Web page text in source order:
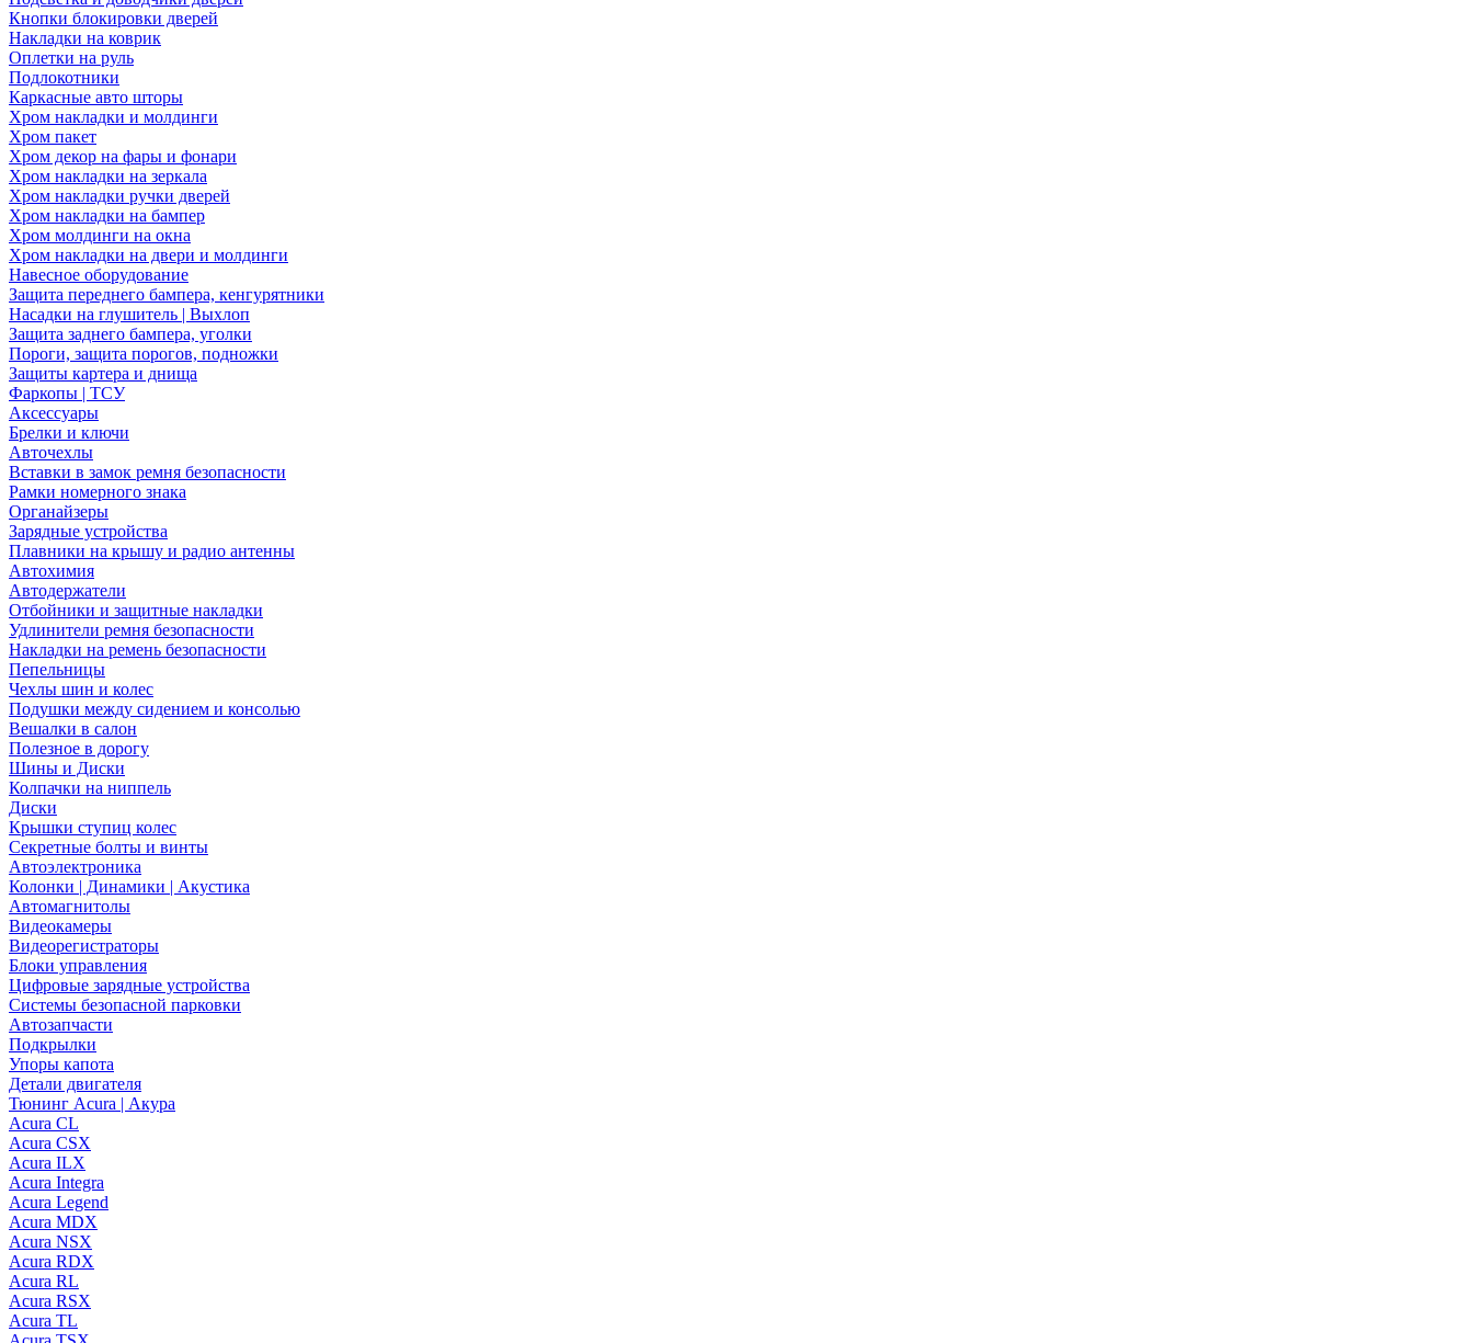
Кнопки блокировки дверей
Накладки на коврик
Оплетки на руль
Подлокотники
Каркасные авто шторы
Хром накладки и молдинги
Хром пакет
Хром декор на фары и фонари
Хром накладки на зеркала
Хром накладки ручки дверей
Хром накладки на бампер
Хром молдинги на окна
Хром накладки на двери и молдинги
Навесное оборудование
Защита переднего бампера, кенгурятники
Насадки на глушитель | Выхлоп
Защита заднего бампера, уголки
Пороги, защита порогов, подножки
Защиты картера и днища
Фаркопы | ТСУ
Аксессуары
Брелки и ключи
Авточехлы
Вставки в замок ремня безопасности
Рамки номерного знака
Органайзеры
Зарядные устройства
Плавники на крышу и радио антенны
Автохимия
Автодержатели
Отбойники и защитные накладки
Удлинители ремня безопасности
Накладки на ремень безопасности
Пепельницы
Чехлы шин и колес
Подушки между сидением и консолью
Вешалки в салон
Полезное в дорогу
Шины и Диски
Колпачки на ниппель
Диски
Крышки ступиц колес
Секретные болты и винты
Автоэлектроника
Колонки | Динамики | Акустика
Автомагнитолы
Видеокамеры
Видеорегистраторы
Блоки управления
Цифровые зарядные устройства
Системы безопасной парковки
Автозапчасти
Подкрылки
Упоры капота
Детали двигателя
Тюнинг Acura | Акура
Acura CL
Acura CSX
Acura ILX
Acura Integra
Acura Legend
Acura MDX
Acura NSX
Acura RDX
Acura RL
Acura RSX
Acura TL